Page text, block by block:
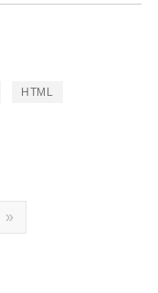
HTML
»